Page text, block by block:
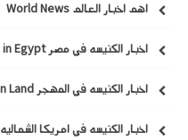
اهم اخبار العالم World News
اخبار الكنيسه في مصر Church news in Egypt
اخبار الكنيسه في المهجر Church News in Immigration Land
اخبار الكنيسه في امريكا الشماليه Church news in North America